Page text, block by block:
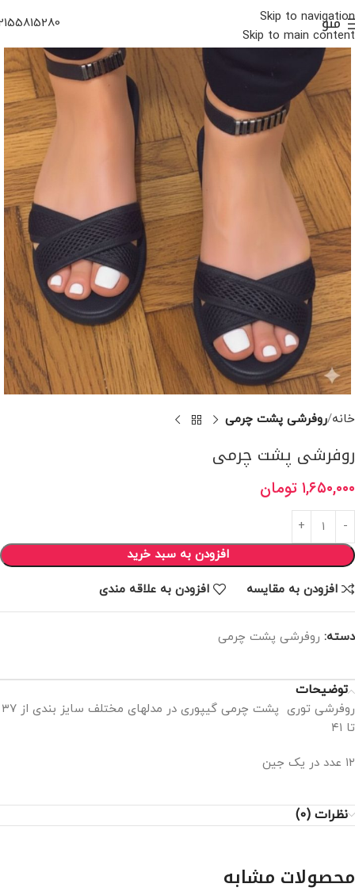
Skip to navigation
Skip to main content
منو
خانه روفرشی پشت چرمی
روفرشی پشت چرمی
۱,۶۵۰,۰۰۰ تومان
افزودن به سبد خرید
افزودن به مقایسه افزودن به علاقه مندی
دسته: روفرشی پشت چرمی
توضیحات
روفرشی توری پشت چرمی گیپوری در مدلهای مختلف سایز بندی از ۳۷
تا ۴۱
۱۲ عدد در یک جین
نظرات (0)
محصولات مشابه